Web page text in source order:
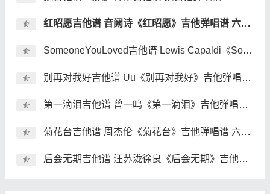
红昭愿吉他谱 音阙诗《红昭愿》吉他弹唱谱 六线谱
SomeoneYouLoved吉他谱 Lewis Capaldi《Someone You Loved》吉他弹唱谱
别再对我好吉他谱 Uu《别再对我好》吉他弹唱谱 六线谱
第一滴泪吉他谱 曾一鸣《第一滴泪》吉他弹唱谱 六线谱
菊花台吉他谱 周杰伦《菊花台》吉他弹唱谱 六线谱
后会无期吉他谱 汪苏泷徐良《后会无期》吉他弹唱谱 六线谱